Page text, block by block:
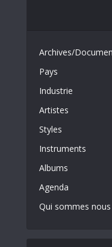
Archives/
Pays
Industrie
Artistes
Styles
Instruments
Albums
Agenda
Qui sommes nous